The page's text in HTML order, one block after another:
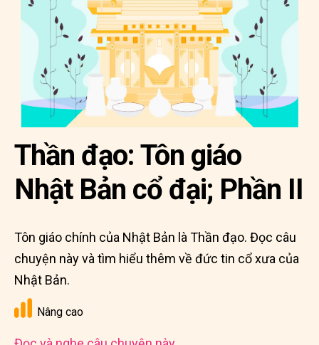
Thần đạo: Tôn giáo
Nhật Bản cổ đại; Phần II
Tôn giáo chính của Nhật Bản là Thần đạo. Đọc câu
chuyện này và tìm hiểu thêm về đức tin cổ xưa của
Nhật Bản.
Nâng cao